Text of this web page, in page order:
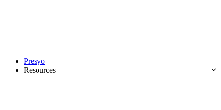
Presyo
Resources